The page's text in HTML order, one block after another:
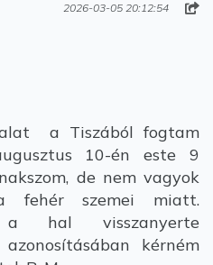
2026-03-05 20:12:54
a Tiszából fogtam
10-én este 9
de nem vagyok
fehér szemei miatt.
hal visszanyerte
kérném